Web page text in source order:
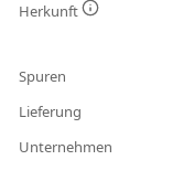
Herkunft
Spuren
Lieferung
Unternehmen